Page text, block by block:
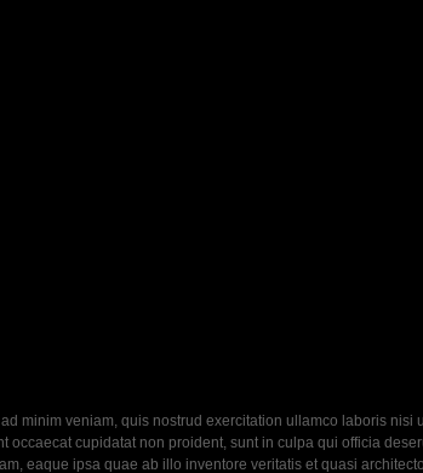
minim veniam, quis nostrud exercitation ullamco laboris nisi
cupidatat non proident, sunt in culpa qui officia
eaque ipsa quae ab illo inventore veritatis et quasi